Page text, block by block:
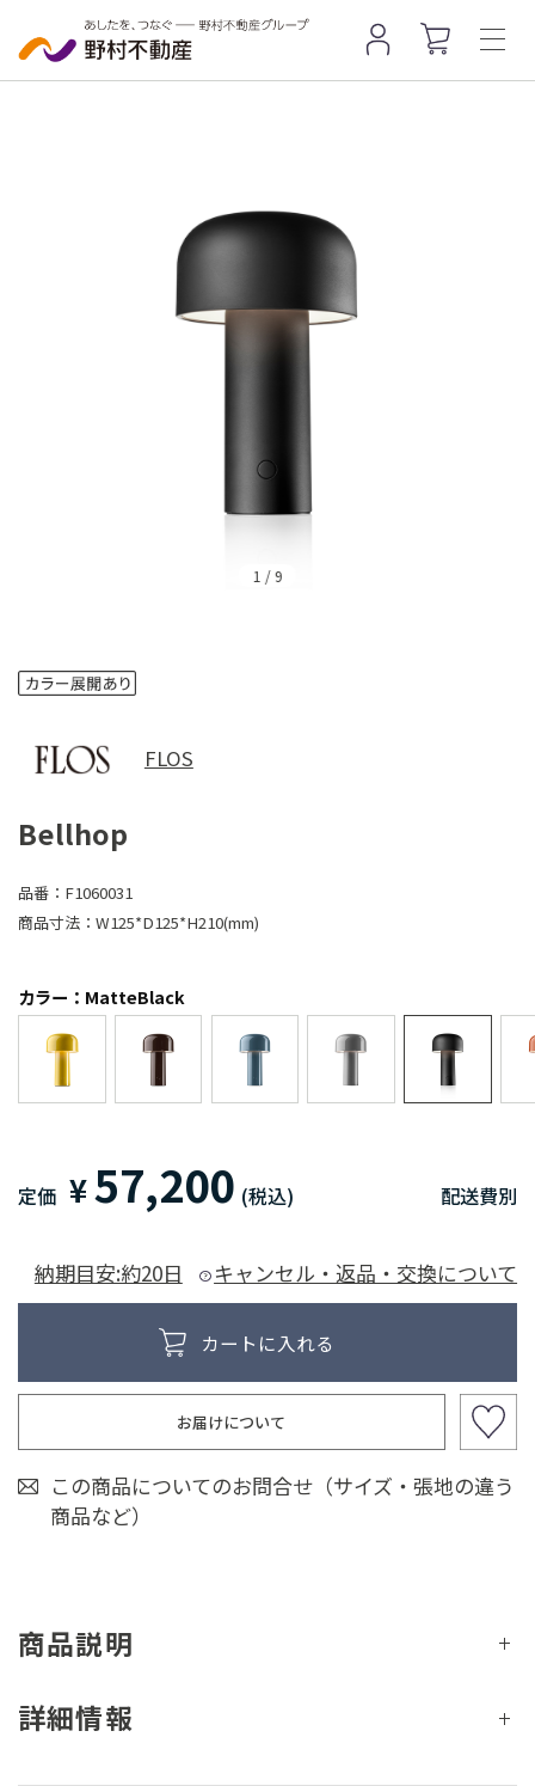
1 /9
FLOS
Bellhop
品番： F1060031
商品寸法： W125*D125*H210(mm)
カラー：MatteBlack
定価 ¥57,200 (税込) 配送費別
納期目安:約20日 キャンセル・返品・交換について
お届けについて
この商品についてのお問合せ（サイズ・張地の違う
商品など）
商品説明
詳細情報